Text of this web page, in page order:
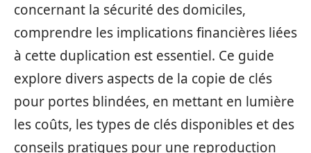
concernant la sécurité des domiciles,
comprendre les implications financières liées
à cette duplication est essentiel. Ce guide
explore divers aspects de la copie de clés
pour portes blindées, en mettant en lumière
les coûts, les types de clés disponibles et des
conseils pratiques pour une reproduction